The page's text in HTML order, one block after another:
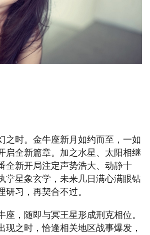
之时。金牛座新月如约而至，一如
启全新篇章。加之水星、太阳相继
全新开局注定声势浩大、动静十
掌星象玄学，未来几日满心满眼钻
研习，再契合不过。
座，随即与冥王星形成刑克相位。
现之时，恰逢相关地区战事爆发，